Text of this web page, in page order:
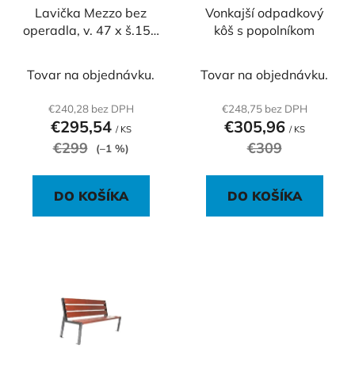
Lavička Mezzo bez
operadla, v. 47 x š.150
Tovar na objednávku.
€240,28 bez DPH
€295,54 / KS
€299 (–1 %)
DO KOŠÍKA
Vonkajší odpadkový
kôš s popolníkom
Tovar na objednávku.
€248,75 bez DPH
€305,96 / KS
€309
DO KOŠÍKA